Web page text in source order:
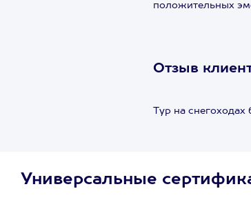
положительных
Отзыв
Тур на
Универсальные